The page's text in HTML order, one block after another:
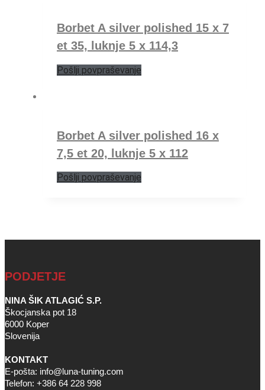
Borbet A silver polished 15 x 7
et 35, luknje 5 x 114,3
Pošlji povpraševanje
Borbet A silver polished 16 x
7,5 et 20, luknje 5 x 112
Pošlji povpraševanje
PODJETJE
NINA ŠIK ATLAGIĆ S.P.
Škocjanska pot 18
6000 Koper
Slovenija
KONTAKT
E-pošta: info@luna-tuning.com
Telefon: +386 64 228 998